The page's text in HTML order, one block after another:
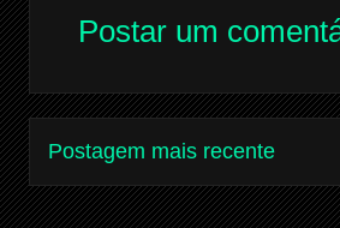
Postar um
Postagem mais recente